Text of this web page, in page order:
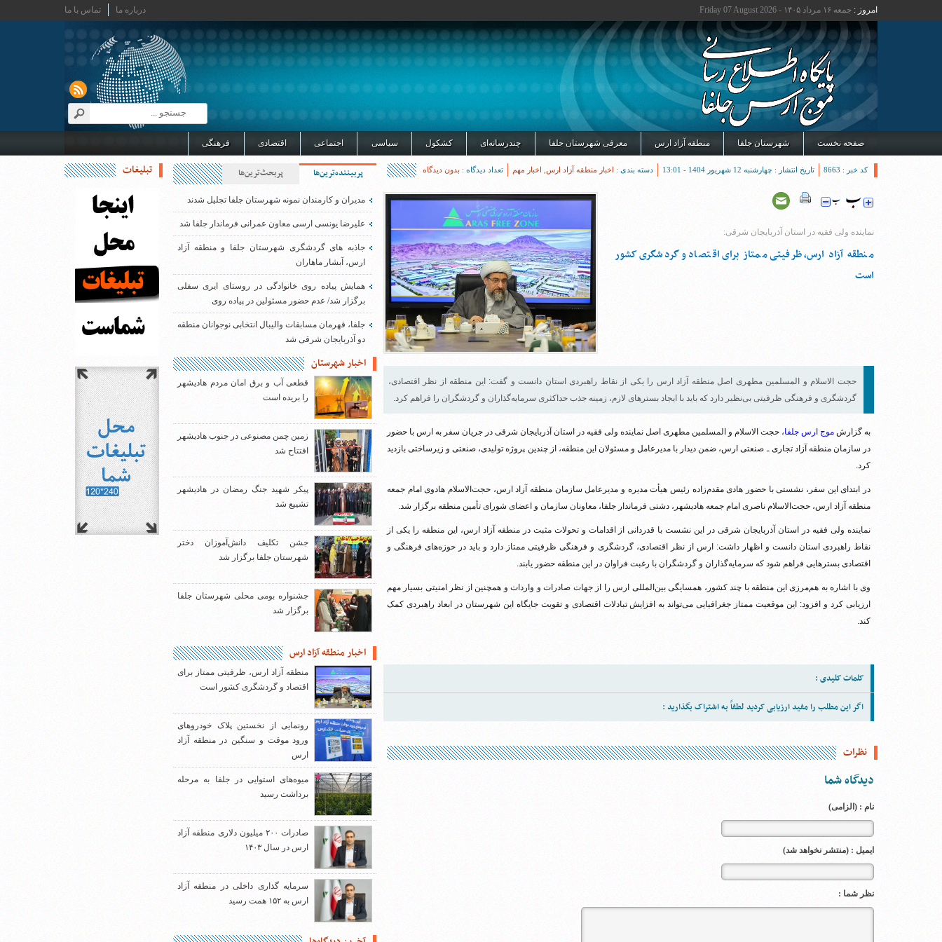
امروز : جمعه ۱۶ مرداد ۱۴۰۵ - Friday 07 August 2026 تماس با ما درباره ما
صفحه نخست شهرستان جلفا منطقه آزاد ارس معرفی شهرستان جلفا چندرسانه‌ای کشکول سیاسی اجتماعی اقتصادی فرهنگی
کد خبر : 8663 تاریخ انتشار : چهارشنبه 12 شهریور 1404 - 13:01 دسته بندی : اخبار منطقه آزاد ارس اخبار مهم تعداد دیدگاه : بدون دیدگاه
نماینده ولی فقیه در استان آذربایجان شرقی:
منطقه آزاد ارس، ظرفیتی ممتاز برای اقتصاد و گردشگری کشور
است
حجت الاسلام و المسلمین مطهری اصل منطقه آزاد ارس را یکی از نقاط راهبردی استان دانست و گفت: این منطقه از نظر اقتصادی،
گردشگری و فرهنگی ظرفیتی بی‌نظیر دارد که باید با ایجاد بسترهای لازم، زمینه جذب حداکثری سرمایه‌گذاران و گردشگران را فراهم کرد.
به گزارش موج ارس جلفا، حجت الاسلام و المسلمین مطهری اصل نماینده ولی فقیه در استان آذربایجان شرقی در جریان سفر به ارس با حضور
در سازمان منطقه آزاد تجاری ـ صنعتی ارس، ضمن دیدار با مدیرعامل و مسئولان این منطقه، از چندین پروژه تولیدی، صنعتی و زیرساختی بازدید
کرد.
در ابتدای این سفر، نشستی با حضور هادی مقدم‌زاده رئیس هیأت مدیره و مدیرعامل سازمان منطقه آزاد ارس، حجت‌الاسلام هادوی امام جمعه
منطقه آزاد ارس، حجت‌الاسلام ناصری امام جمعه هادیشهر، دشتی فرماندار جلفا، معاونان سازمان و اعضای شورای تأمین منطقه برگزار شد.
نماینده ولی فقیه در استان آذربایجان شرقی در این نشست با قدردانی از اقدامات و تحولات مثبت در منطقه آزاد ارس، این منطقه را یکی از
نقاط راهبردی استان دانست و اظهار داشت: ارس از نظر اقتصادی، گردشگری و فرهنگی ظرفیتی ممتاز دارد و باید در حوزه‌های فرهنگی و
اقتصادی بسترهایی فراهم شود که سرمایه‌گذاران و گردشگران با رغبت فراوان در این منطقه حضور یابند.
وی با اشاره به هم‌مرزی این منطقه با چند کشور، همسایگی بین‌المللی ارس را از جهات صادرات و واردات و همچنین از نظر امنیتی بسیار مهم
ارزیابی کرد و افزود: این موقعیت ممتاز جغرافیایی می‌تواند به افزایش تبادلات اقتصادی و تقویت جایگاه این شهرستان در ابعاد راهبردی کمک
کند.
کلمات کلیدی :
اگر این مطلب را مفید ارزیابی کردید لطفاً به اشتراک بگذارید :
نظرات
دیدگاه شما
نام : (الزامی)
ایمیل : (منتشر نخواهد شد)
نظر شما :
تبلیغات پربیننده‌ترین‌ها پربحث‌ترین‌ها
مدیران و کارمندان نمونه شهرستان جلفا تجلیل شدند
علیرضا یونسی ارسی معاون عمرانی فرماندار جلفا شد
جاذبه های گردشگری شهرستان جلفا و منطقه آزاد
ارس، آبشار ماهاران
همایش پیاده روی خانوادگی در روستای ایری سفلی
برگزار شد/ عدم حضور مسئولین در پیاده روی
جلفا، قهرمان مسابقات والیبال انتخابی نوجوانان منطقه
دو آذربایجان شرقی شد
اخبار شهرستان
قطعی آب و برق امان مردم هادیشهر
را بریده است
زمین چمن مصنوعی در جنوب هادیشهر
افتتاح شد
پیکر شهید جنگ رمضان در هادیشهر
تشییع شد
جشن تکلیف دانش‌آموزان دختر
شهرستان جلفا برگزار شد
جشنواره بومی محلی شهرستان جلفا
برگزار شد
اخبار منطقه آزاد ارس
منطقه آزاد ارس، ظرفیتی ممتاز برای
اقتصاد و گردشگری کشور است
رونمایی از نخستین پلاک خودروهای
ورود موقت و سنگین در منطقه آزاد
ارس
میوه‌های استوایی در جلفا به مرحله
برداشت رسید
صادرات ۲۰۰ میلیون دلاری منطقه آزاد
ارس در سال ۱۴۰۳
سرمایه گذاری داخلی در منطقه آزاد
ارس به ۱۵۲ همت رسید